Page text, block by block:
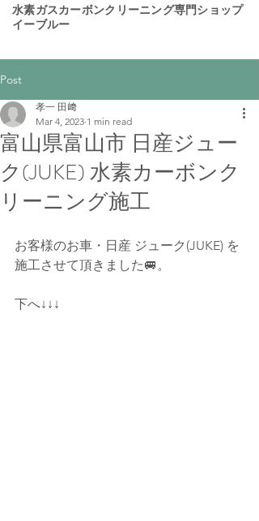
​水素ガスカーボンクリーニング専門ショップ
イーブルー
Post
富山県富山市 日産ジュー
ク(JUKE) 水素カーボンク
リーニング施工
孝一 田﨑
Mar 4, 2023 1 min read
お客様のお車・日産 ジューク(JUKE) を
施工させて頂きました🚐。
下へ↓↓↓